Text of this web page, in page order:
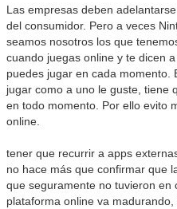
Las empresas deben
del consumidor. Pero a veces
seamos nosotros los que
cuando juegas online y te dicen
puedes jugar en cada momento.
jugar como a uno le guste, tiene
en todo momento. Por ello evito
online.
tener que recurrir a apps
no hace más que confirmar que
que seguramente no tuvieron en
plataforma online va